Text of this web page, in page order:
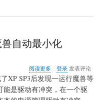
自动最小化
阅读更多
于
SL410
ATI
登录发表评论
XP SP3后发现一运行魔兽等
能是驱动有冲突，在一个驱